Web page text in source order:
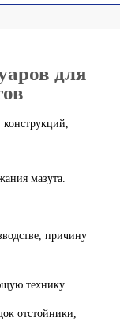
для
мазута.
причину
технику.
отстойники,